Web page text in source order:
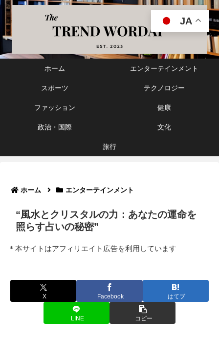
ホーム エンターテインメント
スポーツ テクノロジー
ファッション 健康
政治・国際 文化
旅行
ホーム エンターテインメント
“風水とクリスタルの力：あなたの運命を
照らす占いの秘密”
＊本サイトはアフィリエイト広告を利用しています
X Facebook はてブ
LINE コピー
JA